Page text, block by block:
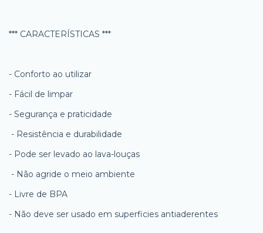
*** CARACTERÍSTICAS ***
- Conforto ao utilizar
- Fácil de limpar
- Segurança e praticidade
- Resistência e durabilidade
- Pode ser levado ao lava-louças
- Não agride o meio ambiente
- Livre de BPA
- Não deve ser usado em superficies antiaderentes